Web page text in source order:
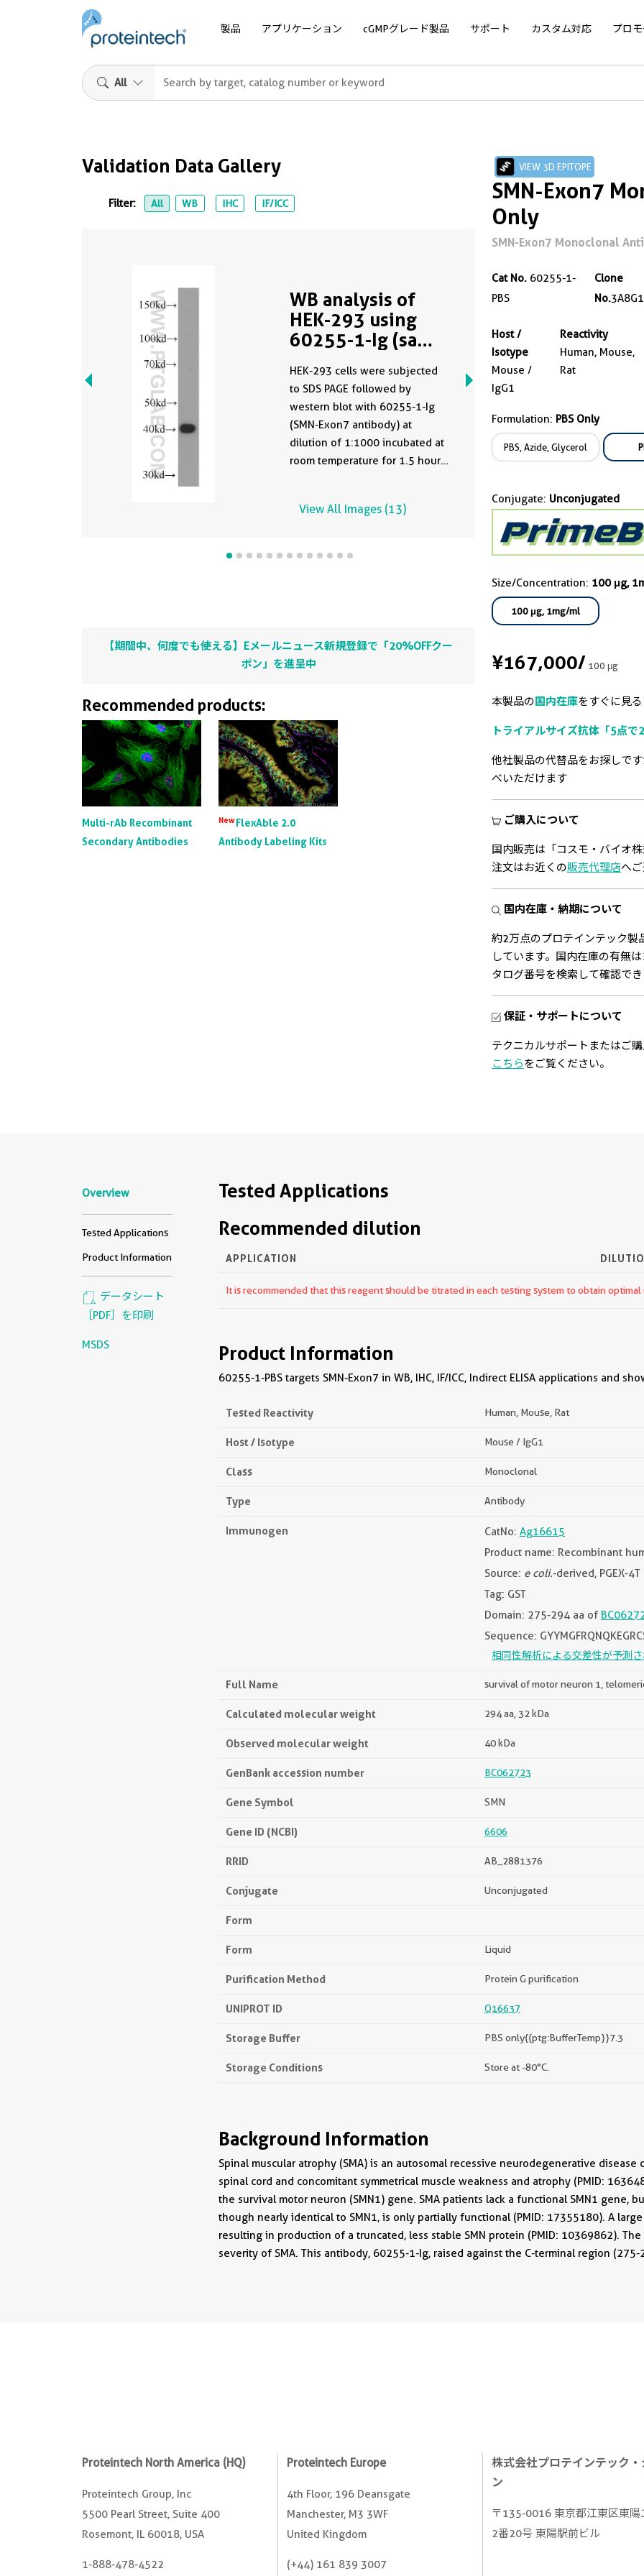
製品 アプリケーション cGMPグレード製品 サポート カスタム対応 プロ
All
Validation Data Gallery
Filter: All WB IHC IF/ICC
WB analysis of
HEK-293 using
60255-1-Ig (same
PBS)
HEK-293 cells were subjected
to SDS PAGE followed by
western blot with 60255-1-Ig
(SMN-Exon7 antibody) at
dilution of 1:1000 incubated at
room temperature for 1.5 hours.
60255-1-PBS in a different
View All Images (13)
【期間中、何度でも使える】Eメールニュース新規登録で「20%OFFクー
ポン」を進呈中
Recommended products:
Multi-rAb Recombinant
Secondary Antibodies
NewFlexAble 2.0
Antibody Labeling Kits
VIEW 3D EPITOPE
SMN-Exon7
Only
SMN-Exon7 Monoclonal
Cat No. 60255-1-
PBS
Clone
No.
Host /
Isotype
Mouse /
IgG1
Reactivity
Human, Mouse,
Rat
Formulation: PBS Only
PBS, Azide, Glycerol
Conjugate: Unconjugated
Size/Concentration: 100 μg,
100 μg, 1mg/ml
¥167,000/100 μg
本製品の 国内在庫をすぐに見
トライアルサイズ抗体「5点
他社製品の代替品をお探しで
べいただけます
ご購入について
国内販売は「コスモ・バイオ
注文はお近くの販売代理店へ
国内在庫・納期について
約2万点のプロテインテック製
しています。国内在庫の有無
タログ番号を検索して確認でき
保証・サポートについて
テクニカルサポートまたはご
こちらをご覧ください。
Overview
Tested Applications
Product Information
データシート
［PDF］を印刷
MSDS
Tested Applications
Recommended dilution
APPLICATION
It is recommended that this reagent should be titrated in each testing system to obtain optimal
Product Information
60255-1-PBS targets SMN-Exon7 in WB, IHC, IF/ICC, Indirect ELISA applications and
Tested Reactivity Human, Mouse, Rat
Host / Isotype Mouse / IgG1
Class Monoclonal
Type Antibody
Immunogen CatNo: Ag16615
Product name: Recombinant
Source: e coli.-derived, PGEX-4T
Tag: GST
Domain: 275-294 aa of
Sequence:
相同性解析による交差性が予測
Full Name survival of motor neuron 1,
Calculated molecular weight 294 aa, 32 kDa
Observed molecular weight 40 kDa
GenBank accession number BC062723
Gene Symbol SMN
Gene ID (NCBI) 6606
RRID AB_2881376
Conjugate Unconjugated
Form
Form Liquid
Purification Method Protein G purification
UNIPROT ID Q16637
Storage Buffer PBS only{{ptg:BufferTemp}}7.3
Storage Conditions Store at -80°C.
Background Information
Spinal muscular atrophy (SMA) is an autosomal recessive neurodegenerative
spinal cord and concomitant symmetrical muscle weakness and atrophy (PMID:
the survival motor neuron (SMN1) gene. SMA patients lack a functional SMN1 gene,
though nearly identical to SMN1, is only partially functional (PMID: 17355180). A
resulting in production of a truncated, less stable SMN protein (PMID: 10369862).
severity of SMA. This antibody, 60255-1-Ig, raised against the C-terminal region
Proteintech North America (HQ)
Proteintech Group, Inc
5500 Pearl Street, Suite 400
Rosemont, IL 60018, USA
1-888-478-4522
Proteintech Europe
4th Floor, 196 Deansgate
Manchester, M3 3WF
United Kingdom
(+44) 161 839 3007
株式会社プロテインテック・
ン
〒135-0016 東京都江東区東陽
2番20号 東陽駅前ビル